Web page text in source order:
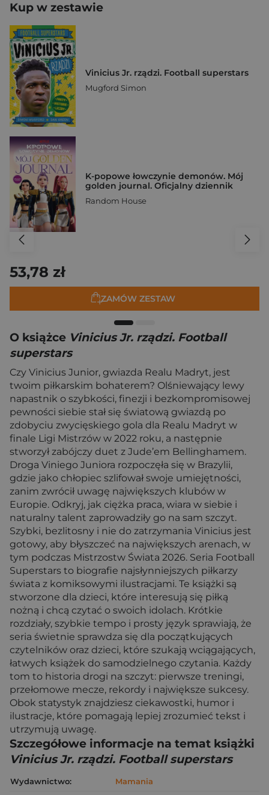
Kup w zestawie
Vinicius Jr. rządzi. Football superstars
Mugford Simon
K-popowe łowczynie demonów. Mój
golden journal. Oficjalny dziennik
Random House
53,78 zł
ZAMÓW ZESTAW
O książce Vinicius Jr. rządzi. Football
superstars
Czy Vinicius Junior, gwiazda Realu Madryt, jest
twoim piłkarskim bohaterem? Olśniewający lewy
napastnik o szybkości, finezji i bezkompromisowej
pewności siebie stał się światową gwiazdą po
zdobyciu zwycięskiego gola dla Realu Madryt w
finale Ligi Mistrzów w 2022 roku, a następnie
stworzył zabójczy duet z Jude’em Bellinghamem.
Droga Viniego Juniora rozpoczęła się w Brazylii,
gdzie jako chłopiec szlifował swoje umiejętności,
zanim zwrócił uwagę największych klubów w
Europie. Odkryj, jak ciężka praca, wiara w siebie i
naturalny talent zaprowadziły go na sam szczyt.
Szybki, bezlitosny i nie do zatrzymania Vinicius jest
gotowy, aby błyszczeć na największych arenach, w
tym podczas Mistrzostw Świata 2026. Seria Football
Superstars to biografie najsłynniejszych piłkarzy
świata z komiksowymi ilustracjami. Te książki są
stworzone dla dzieci, które interesują się piłką
nożną i chcą czytać o swoich idolach. Krótkie
rozdziały, szybkie tempo i prosty język sprawiają, że
seria świetnie sprawdza się dla początkujących
czytelników oraz dzieci, które szukają wciągających,
łatwych książek do samodzielnego czytania. Każdy
tom to historia drogi na szczyt: pierwsze treningi,
przełomowe mecze, rekordy i największe sukcesy.
Obok statystyk znajdziesz ciekawostki, humor i
ilustracje, które pomagają lepiej zrozumieć tekst i
utrzymują uwagę.
Szczegółowe informacje na temat książki
Vinicius Jr. rządzi. Football superstars
Wydawnictwo:
Mamania